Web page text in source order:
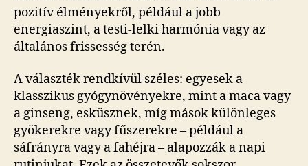
pozitív élményekről, például a jobb
energiaszint, a testi-lelki harmónia vagy az
általános frissesség terén.
A választék rendkívül széles: egyesek a
klasszikus gyógynövényekre, mint a maca vagy
a ginseng, esküsznek, míg mások különleges
gyökerekre vagy fűszerekre – például a
sáfrányra vagy a fahéjra – alapozzák a napi